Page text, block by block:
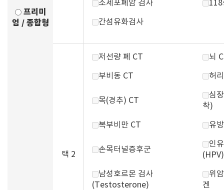
프리미
엄 / 종합형
소세포폐암 검사 118
간섬유화검사
택 2
저선량 폐 CT 뇌
부비동 CT 허
목(경추) CT
심
착)
복부비만 CT 유
손목터널증후군
인
(HPV)
남성호르몬 검사
(Testosterone)
위
겐